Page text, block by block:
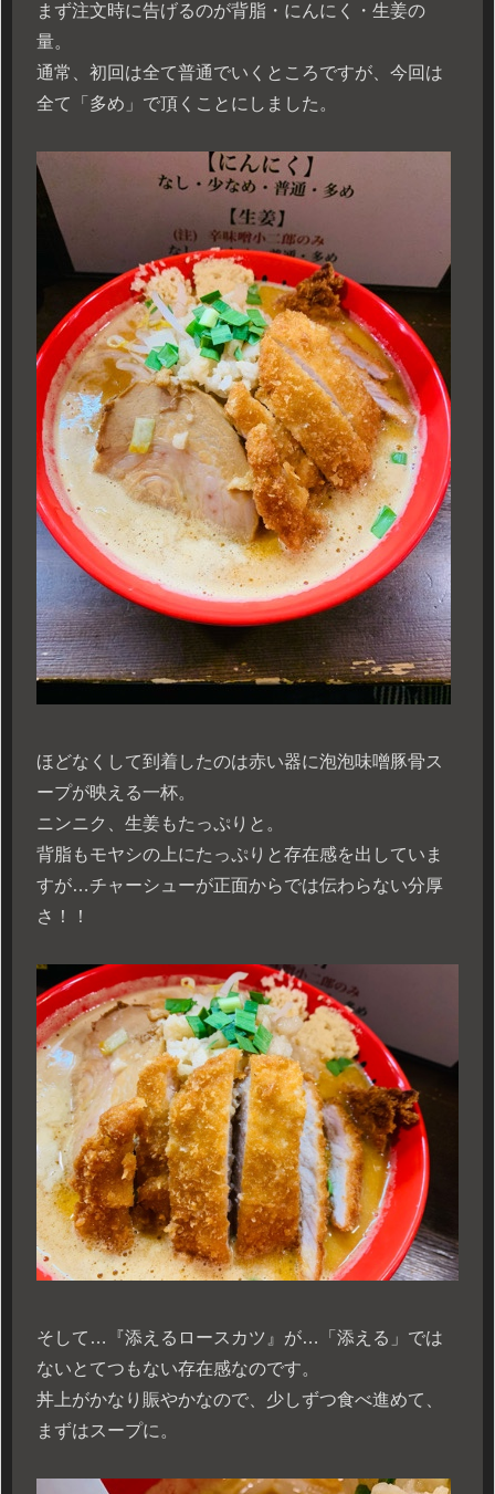
まず注文時に告げるのが背脂・にんにく・生姜の
量。
通常、初回は全て普通でいくところですが、今回は
全て「多め」で頂くことにしました。
ほどなくして到着したのは赤い器に泡泡味噌豚骨ス
ープが映える一杯。
ニンニク、生姜もたっぷりと。
背脂もモヤシの上にたっぷりと存在感を出していま
すが…チャーシューが正面からでは伝わらない分厚
さ！！
そして…『添えるロースカツ』が…「添える」では
ないとてつもない存在感なのです。
丼上がかなり賑やかなので、少しずつ食べ進めて、
まずはスープに。